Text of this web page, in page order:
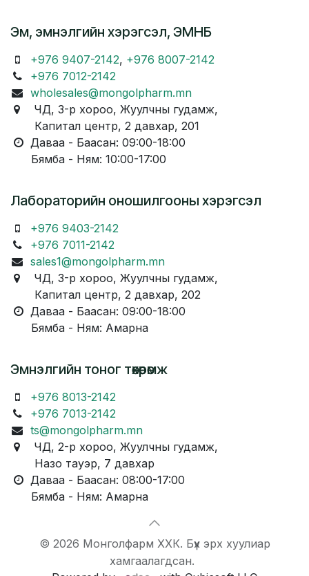
Эм, эмнэлгийн хэрэгсэл, ЭМНБ
+976 9407-2142, +976 8007-2142
+976 7012-2142
wholesales@mongolpharm.mn
ЧД, 3-р хороо, Жуулчны гудамж,
Капитал центр, 2 давхар, 201
Даваа - Баасан: 09:00-18:00
Бямба - Ням: 10:00-17:00
Лабораторийн оношилгооны хэрэгсэл
+976 9403-2142
+976 7011-2142
sales1@mongolpharm.mn
ЧД, 3-р хороо, Жуулчны гудамж,
Капитал центр, 2 давхар, 202
Даваа - Баасан: 09:00-18:00
Бямба - Ням: Амарна
Эмнэлгийн тоног төхөөрөмж
+976 8013-2142
+976 7013-2142
ts@mongolpharm.mn
ЧД, 2-р хороо, Жуулчны гудамж,
Назо тауэр, 7 давхар
Даваа - Баасан: 08:00-17:00
Бямба - Ням: Амарна
© 2026 Монголфарм ХХК. Бүх эрх хуулиар
хамгаалагдсан.